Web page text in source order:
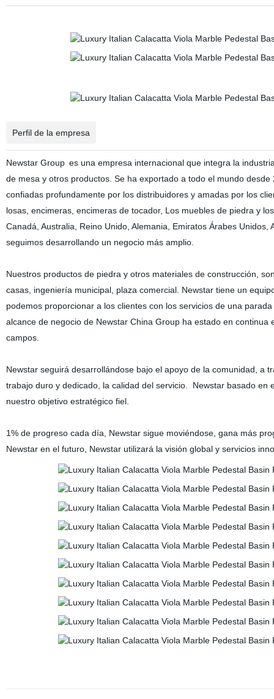
Perfil de la empresa
Newstar Group es una empresa internacional que integra la
de mesa y otros productos. Se ha exportado a todo el mundo
confiadas profundamente por los distribuidores y amadas por los
losas, encimeras, encimeras de tocador, Los muebles de piedra y
Canadá, Australia, Reino Unido, Alemania, Emiratos Árabes
seguimos desarrollando un negocio más amplio.
Nuestros productos de piedra y otros materiales de construcción,
casas, ingeniería municipal, plaza comercial. Newstar tiene un
podemos proporcionar a los clientes con los servicios de una
alcance de negocio de Newstar China Group ha estado en
campos.
Newstar seguirá desarrollándose bajo el apoyo de la comunidad, a
trabajo duro y dedicado, la calidad del servicio. Newstar basado
nuestro objetivo estratégico fiel.
1% de progreso cada día, Newstar sigue moviéndose, gana más
Newstar en el futuro, Newstar utilizará la visión global y servicios